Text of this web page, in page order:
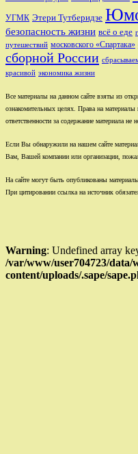
УГМК Этери Тутберидзе
безопасность жизни всё о еде
путешествий московского «Спартака»
сборной России
красивой экономика жизни
Все материалы на данном сайте взяты из
ознакомительных целях. Права на
ответственности за содержание материала не
Если Вы обнаружили на нашем сайте
Вам, Вашей компании или организации,
На сайте могут быть опубликованы
При цитировании ссылка на источник
Warning: Undefined array
/var/www/user704723/
content/uploads/.sape/